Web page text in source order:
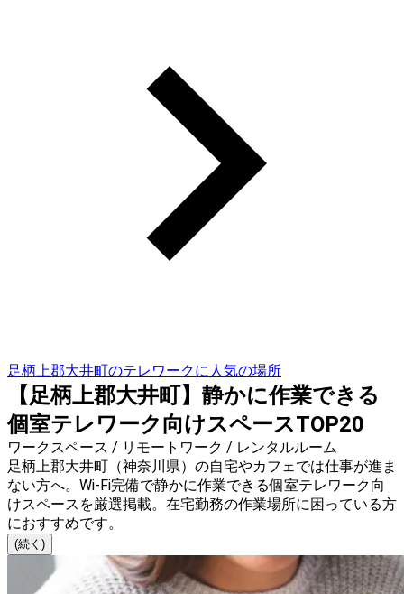
足柄上郡大井町のテレワークに人気の場所
【足柄上郡大井町】静かに作業できる
個室テレワーク向けスペースTOP20
ワークスペース / リモートワーク / レンタルルーム
足柄上郡大井町（神奈川県）の自宅やカフェでは仕事が進ま
ない方へ。Wi-Fi完備で静かに作業できる個室テレワーク向
けスペースを厳選掲載。在宅勤務の作業場所に困っている方
におすすめです。
(続く)